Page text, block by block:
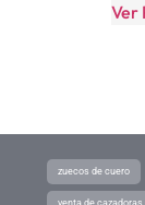
Ver
zuecos de cuero